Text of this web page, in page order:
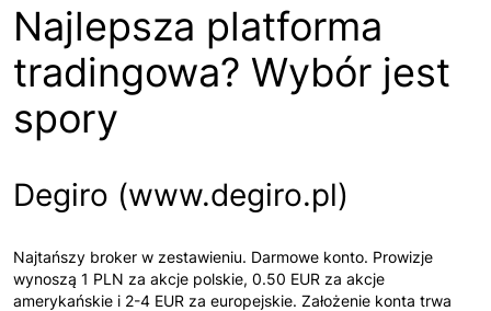
Najlepsza platforma
tradingowa? Wybór jest
spory
Degiro (www.degiro.pl)
Najtańszy broker w zestawieniu. Darmowe konto. Prowizje
wynoszą 1 PLN za akcje polskie, 0.50 EUR za akcje
amerykańskie i 2-4 EUR za europejskie. Założenie konta trwa